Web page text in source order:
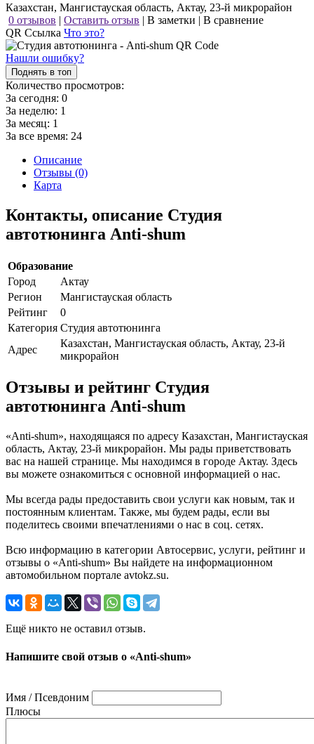
Казахстан, Мангистауская область, Актау, 23-й микрорайон
0 отзывов | Оставить отзыв | В заметки | В сравнение
QR Ссылка Что это?
Нашли ошибку?
Поднять в топ
Количество просмотров:
За сегодня: 0
За неделю: 1
За месяц: 1
За все время: 24
Описание
Отзывы (0)
Карта
Контакты, описание Студия
автотюнинга Anti-shum
Образование
Город
Актау
Регион
Мангистауская область
Рейтинг
0
Категория Студия автотюнинга
Адрес
Казахстан, Мангистауская область, Актау, 23-й
микрорайон
Отзывы и рейтинг Студия
автотюнинга Anti-shum
«Anti-shum», находящаяся по адресу Казахстан, Мангистауская
область, Актау, 23-й микрорайон. Мы рады приветствовать
вас на нашей странице. Мы находимся в городе Актау. Здесь
вы можете ознакомиться с основной информацией о нас.
Мы всегда рады предоставить свои услуги как новым, так и
постоянным клиентам. Также, мы будем рады, если вы
поделитесь своими впечатлениями о нас в соц. сетях.
Всю информацию в категории Автосервис, услуги, рейтинг и
отзывы о «Anti-shum» Вы найдете на информационном
автомобильном портале avtokz.su.
Ещё никто не оставил отзыв.
Напишите свой отзыв о «Anti-shum»
Имя / Псевдоним
Плюсы